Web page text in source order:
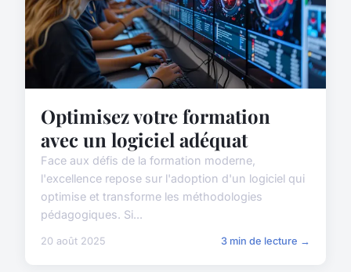
Optimisez votre formation
avec un logiciel adéquat
Face aux défis de la formation moderne,
l'excellence repose sur l'adoption d'un logiciel qui
optimise et transforme les méthodologies
pédagogiques. Si...
20 août 2025 3 min de lecture →